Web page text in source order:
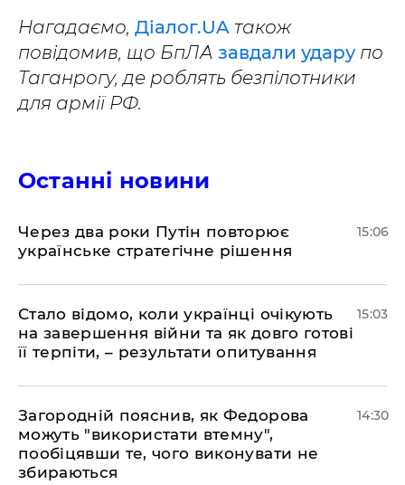
Нагадаємо, Діалог.UA також
повідомив, що БпЛА завдали ударупо
Таганрогу, де роблять безпілотники
для армії РФ.
Останні новини
Через два роки Путін повторює
українське стратегічне рішення
15:06
Стало відомо, коли українці очікують
на завершення війни та як довго готові
її терпіти, – результати опитування
15:03
Загородній пояснив, як Федорова
можуть "використати втемну",
пообіцявши те, чого виконувати не
збираються
14:30